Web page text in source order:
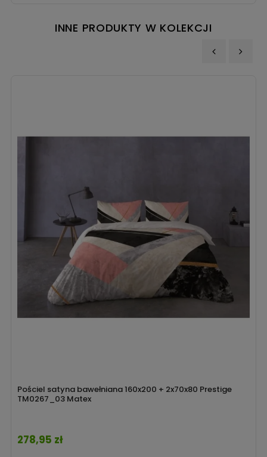
INNE PRODUKTY W KOLEKCJI
Pościel satyna bawełniana 160x200 + 2x70x80 Prestige
TM0267_03 Matex
Cena
278,95 zł